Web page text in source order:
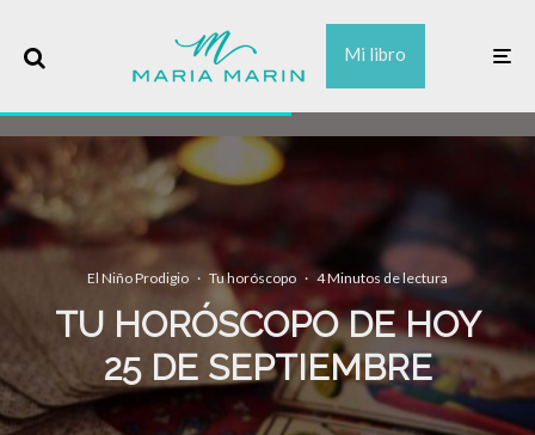
Mi libro
El Niño Prodigio · Tu horóscopo · 4 Minutos de lectura
TU HORÓSCOPO DE HOY
25 DE SEPTIEMBRE